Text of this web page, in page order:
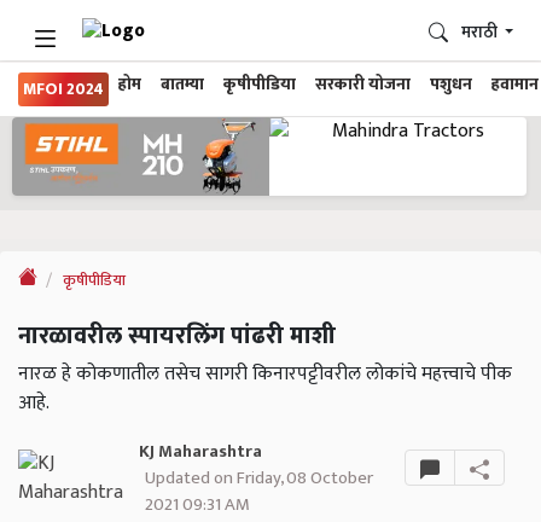
MFOI 2024 होम बातम्या कृषीपीडिया सरकारी योजना पशुधन हवामान
मराठी
कृषीपीडिया
नारळावरील स्पायरलिंग पांढरी माशी
नारळ हे कोकणातील तसेच सागरी किनारपट्टीवरील लोकांचे महत्त्वाचे पीक
आहे.
KJ Maharashtra
Updated on Friday, 08 October
2021 09:31 AM